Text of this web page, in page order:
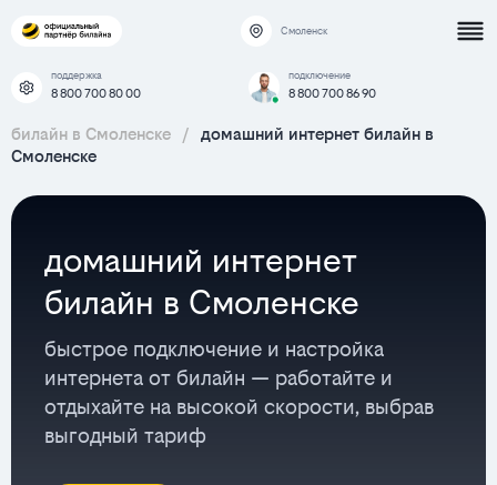
Смоленск
поддержка
8 800 700 80 00
подключение
8 800 700 86 90
билайн в Смоленске /
домашний интернет билайн в
Смоленске
домашний интернет
билайн в Смоленске
быстрое подключение и настройка
интернета от билайн — работайте и
отдыхайте на высокой скорости, выбрав
выгодный тариф